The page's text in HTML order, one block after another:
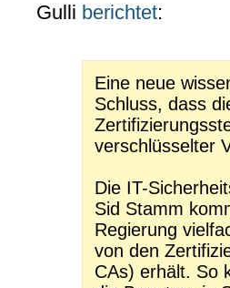
Gulli berichtet:
Eine neue
Schluss, dass
verschlüsselter
Die IT-
Sid Stamm
Regierung
von den
CAs) erhält. So